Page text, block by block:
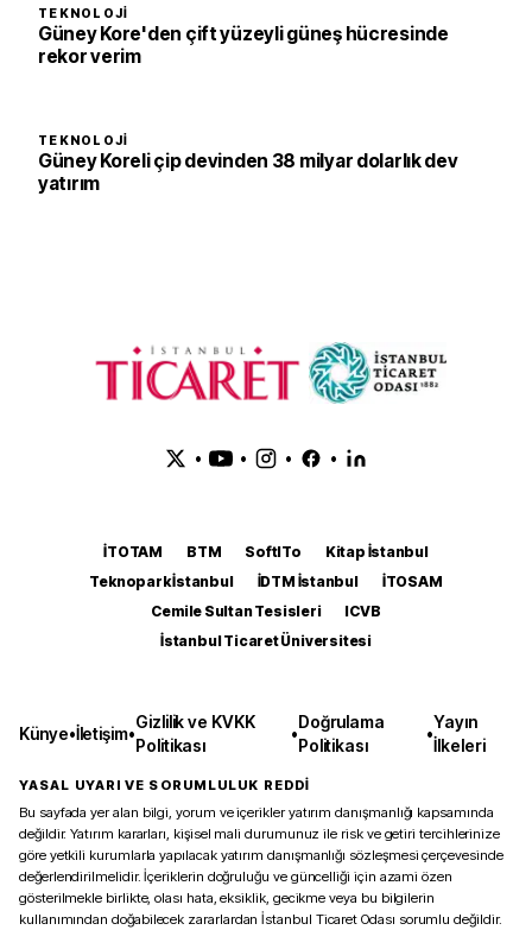
TEKNOLOJI
Güney Kore'den çift yüzeyli güneş hücresinde
rekor verim
TEKNOLOJI
Güney Koreli çip devinden 38 milyar dolarlık dev
yatırım
• • • •
İTOTAM BTM SoftITo
Kitap İstanbul
Teknopark İstanbul
İDTM İstanbul
İTOSAM
Cemile Sultan Tesisleri
ICVB
İstanbul Ticaret Üniversitesi
Künye•İletişim•
Gizlilik ve KVKK
Politikası
•
Doğrulama
Politikası
•
Yayın
İlkeleri
YASAL UYARI VE SORUMLULUK REDDİ
Bu sayfada yer alan bilgi, yorum ve içerikler yatırım danışmanlığı kapsamında
değildir. Yatırım kararları, kişisel mali durumunuz ile risk ve getiri tercihlerinize
göre yetkili kurumlarla yapılacak yatırım danışmanlığı sözleşmesi çerçevesinde
değerlendirilmelidir. İçeriklerin doğruluğu ve güncelliği için azami özen
gösterilmekle birlikte, olası hata, eksiklik, gecikme veya bu bilgilerin
kullanımından doğabilecek zararlardan İstanbul Ticaret Odası sorumlu değildir.